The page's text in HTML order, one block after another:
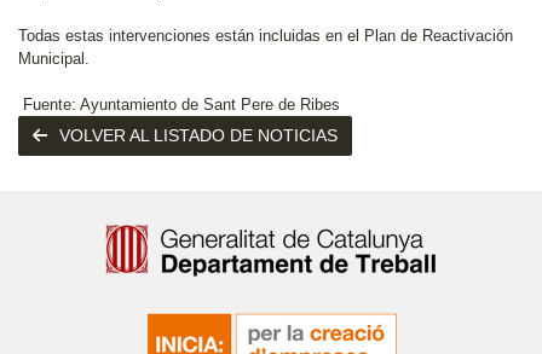
Todas estas intervenciones están incluidas en el Plan de Reactivación
Municipal.
Fuente: Ayuntamiento de Sant Pere de Ribes
VOLVER AL LISTADO DE NOTICIAS